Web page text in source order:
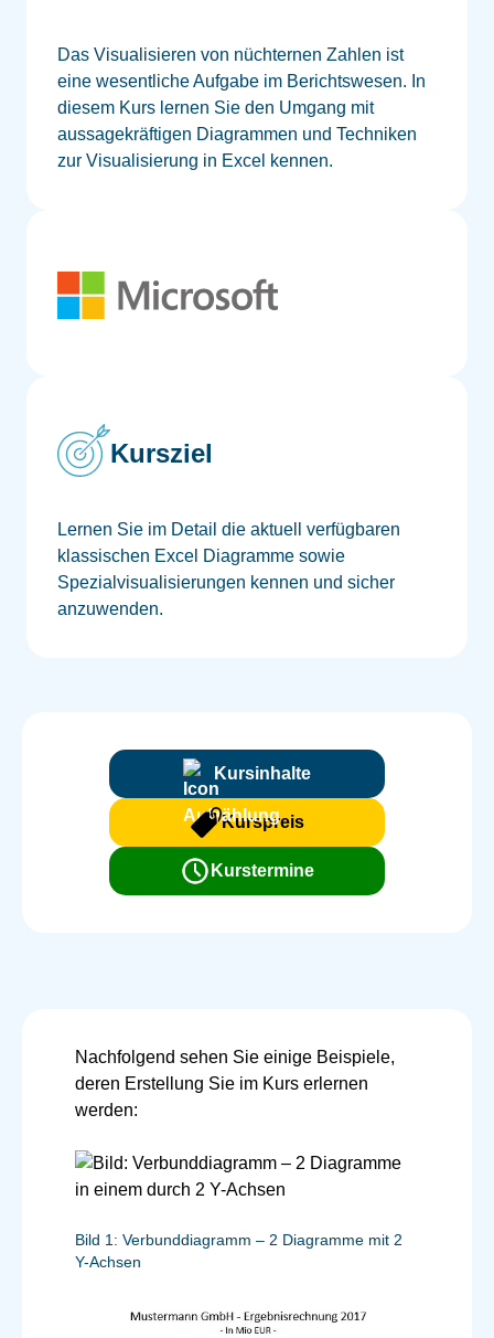
Das Visualisieren von nüchternen Zahlen ist
eine wesentliche Aufgabe im Berichtswesen. In
diesem Kurs lernen Sie den Umgang mit
aussagekräftigen Diagrammen und Techniken
zur Visualisierung in Excel kennen.
Kursziel
Lernen Sie im Detail die aktuell verfügbaren
klassischen Excel Diagramme sowie
Spezialvisualisierungen kennen und sicher
anzuwenden.
Kursinhalte
Kurspreis
Kurstermine
Nachfolgend sehen Sie einige Beispiele,
deren Erstellung Sie im Kurs erlernen
werden:
Bild 1: Verbunddiagramm – 2 Diagramme mit 2
Y-Achsen